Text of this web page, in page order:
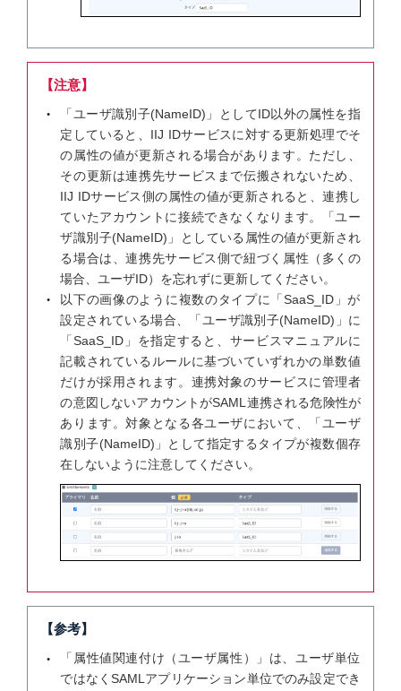
【注意】
「ユーザ識別子(NameID)」としてID以外の属性を指
定していると、IIJ IDサービスに対する更新処理でそ
の属性の値が更新される場合があります。ただし、
その更新は連携先サービスまで伝搬されないため、
IIJ IDサービス側の属性の値が更新されると、連携し
ていたアカウントに接続できなくなります。「ユー
ザ識別子(NameID)」としている属性の値が更新され
る場合は、連携先サービス側で紐づく属性（多くの
場合、ユーザID）を忘れずに更新してください。
以下の画像のように複数のタイプに「SaaS_ID」が
設定されている場合、「ユーザ識別子(NameID)」に
「SaaS_ID」を指定すると、サービスマニュアルに
記載されているルールに基づいていずれかの単数値
だけが採用されます。連携対象のサービスに管理者
の意図しないアカウントがSAML連携される危険性が
あります。対象となる各ユーザにおいて、「ユーザ
識別子(NameID)」として指定するタイプが複数個存
在しないように注意してください。
【参考】
「属性値関連付け（ユーザ属性）」は、ユーザ単位
ではなくSAMLアプリケーション単位でのみ設定でき